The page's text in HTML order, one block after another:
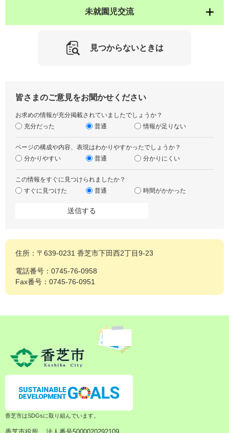
未就園児交流
見つからないときは
皆さまのご意見をお聞かせください
お求めの情報が充分掲載されていましたでしょうか？
充分だった
普通 情報が足りない
ページの構成や内容、表現はわかりやすかったでしょうか？
分かりやすい
普通 分かりにくい
この情報をすぐに見つけられましたか？
すぐに見つけた
普通 時間がかかった
住所：〒639-0231 香芝市下田西2丁目9-23
電話番号：0745-76-0958
Fax番号：0745-76-0951
香芝市はSDGsに取り組んでいます。